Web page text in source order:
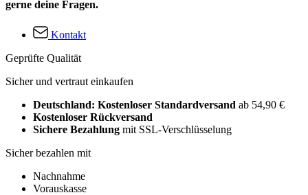
gerne deine Fragen.
Kontakt
Geprüfte Qualität
Sicher und vertraut einkaufen
Deutschland: Kostenloser Standardversand ab 54,90 €
Kostenloser Rückversand
Sichere Bezahlung mit SSL-Verschlüsselung
Sicher bezahlen mit
Nachnahme
Vorauskasse